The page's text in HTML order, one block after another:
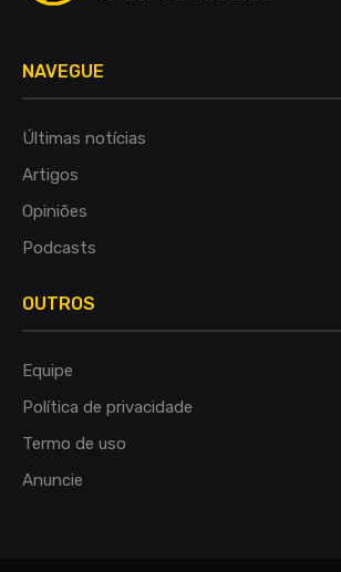
NAVEGUE
Últimas notícias
Artigos
Opiniões
Podcasts
OUTROS
Equipe
Política de privacidade
Termo de uso
Anuncie